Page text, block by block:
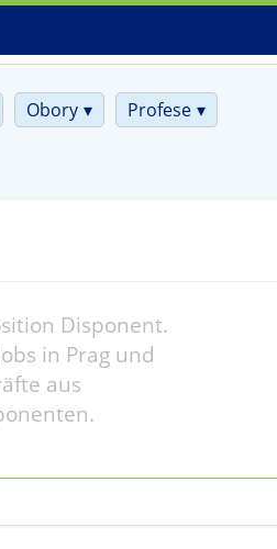
Obory
Profese
Disponent.
in Prag und
aus